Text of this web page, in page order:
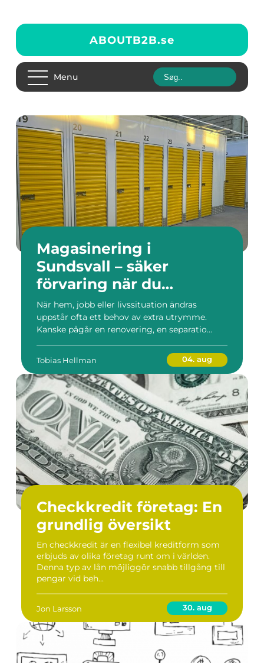
ABOUTB2B.se
Menu
Magasinering i
Sundsvall – säker
förvaring när du
behöver mer plats
När hem, jobb eller livssituation ändras
uppstår ofta ett behov av extra utrymme.
Kanske pågår en renovering, en separatio...
Tobias Hellman 04. aug
Checkkredit företag: En
grundlig översikt
En checkkredit är en flexibel kreditform som
erbjuds av olika företag runt om i världen.
Denna typ av lån möjliggör snabb tillgång till
pengar vid beh...
Jon Larsson 30. aug